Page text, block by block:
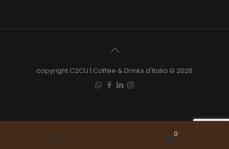
copyright C2CU | Coffee & Drinks d'Italia © 2026
0